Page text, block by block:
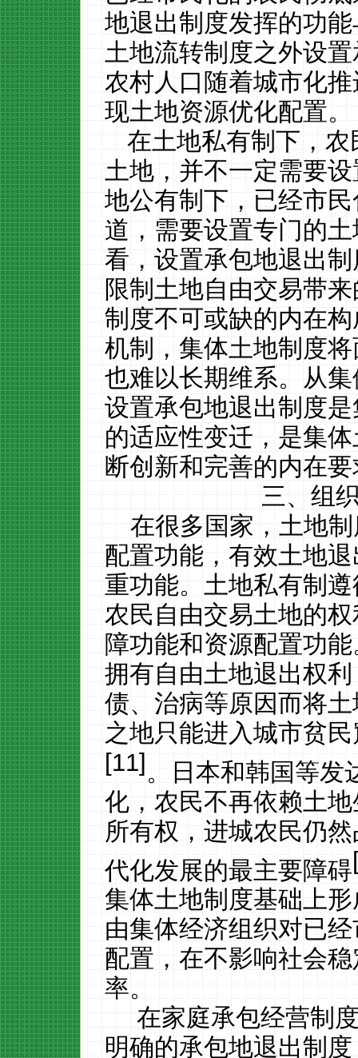
地退出制度发挥的功
土地流转制度之外设
农村人口随着城市化
现土地资源优化配置。
在土地私有制下，
土地，并不一定需要
地公有制下，已经市
道，需要设置专门的
看，设置承包地退出
限制土地自由交易带
制度不可或缺的内在
机制，集体土地制度
也难以长期维系。从
设置承包地退出制度
的适应性变迁，是集
断创新和完善的内在
三、组
在很多国家，土地
配置功能，有效土地
重功能。土地私有制
农民自由交易土地的
障功能和资源配置功
拥有自由土地退出权
债、治病等原因而将
之地只能进入城市贫
[11]。日本和韩国等发
化，农民不再依赖土
所有权，进城农民仍
代化发展的最主要障碍
集体土地制度基础上
由集体经济组织对已
配置，在不影响社会
率。
在家庭承包经营制
明确的承包地退出制